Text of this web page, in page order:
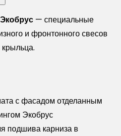
— специальные
и фронтонного свесов
с фасадом отделанным
Экобрус
подшива карниза в